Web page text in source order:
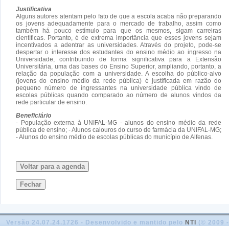
Justificativa
Alguns autores atentam pelo fato de que a escola acaba não preparando
os jovens adequadamente para o mercado de trabalho, assim como
também há pouco estímulo para que os mesmos, sigam carreiras
científicas. Portanto, é de extrema importância que esses jovens sejam
incentivados a adentrar as universidades. Através do projeto, pode-se
despertar o interesse dos estudantes do ensino médio ao ingresso na
Universidade, contribuindo de forma significativa para a Extensão
Universitária, uma das bases do Ensino Superior, ampliando, portanto, a
relação da população com a universidade. A escolha do público-alvo
(jovens do ensino médio da rede pública) é justificada em razão do
pequeno número de ingressantes na universidade pública vindo de
escolas públicas quando comparado ao número de alunos vindos da
rede particular de ensino.
Beneficiário
- População externa à UNIFAL-MG - alunos do ensino médio da rede
pública de ensino; - Alunos calouros do curso de farmácia da UNIFAL-MG;
- Alunos do ensino médio de escolas públicas do município de Alfenas.
Voltar para a agenda
Fechar
Versão 24.07.24.1726 - Desenvolvido e mantido pelo NTI (© 2009 -